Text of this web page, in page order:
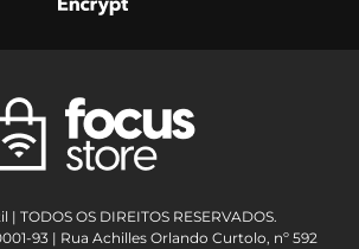
| TODOS OS DIREITOS RESERVADOS.
93 | Rua Achilles Orlando Curtolo, nº 592